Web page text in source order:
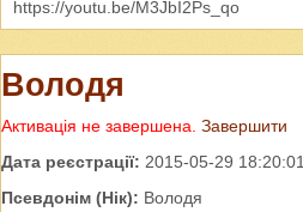
https://youtu.be/M3JbI2Ps_qo
Володя
Активація не завершена. Завершити
Дата реєстрації: 2015-05-29 18:20:01
Псевдонім (Нік): Володя